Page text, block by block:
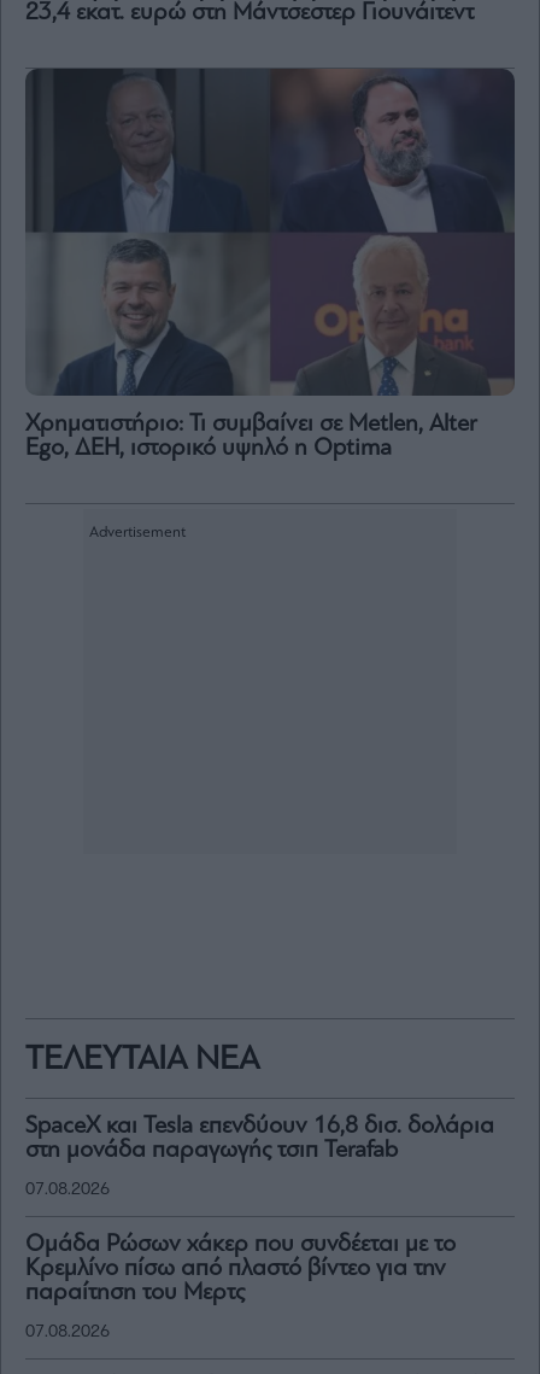
ΤΕΛΕΥΤΑΙΑ ΝΕΑ
SpaceX και Tesla επενδύουν 16,8 δισ. δολάρια
στη μονάδα παραγωγής τσιπ Terafab
07.08.2026
Ομάδα Ρώσων χάκερ που συνδέεται με το
Κρεμλίνο πίσω από πλαστό βίντεο για την
παραίτηση του Μερτς
07.08.2026
23,4 εκατ. ευρώ στη Μάντσεστερ Γιουνάιτεντ
Χρηματιστήριο: Τι συμβαίνει σε Metlen, Αlter
Ego, ΔΕΗ, ιστορικό υψηλό η Optima